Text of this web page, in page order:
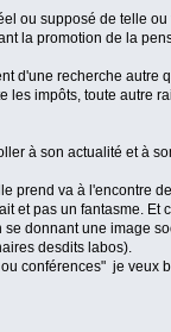
ou supposé de telle
la promotion de la
d'une recherche autre
les impôts, toute autre
à son actualité et à
prend va à l'encontre
et pas un fantasme. Et
donnant une image
desdits labos).
conférences" je veux